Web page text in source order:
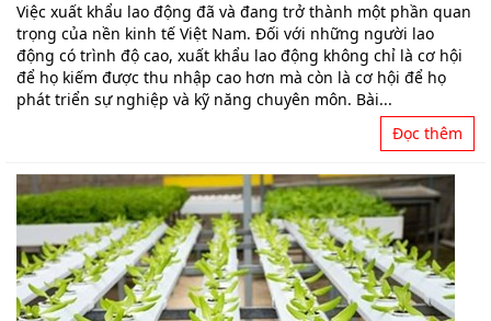
Việc xuất khẩu lao động đã và đang trở thành một phần quan
trọng của nền kinh tế Việt Nam. Đối với những người lao
động có trình độ cao, xuất khẩu lao động không chỉ là cơ hội
để họ kiếm được thu nhập cao hơn mà còn là cơ hội để họ
phát triển sự nghiệp và kỹ năng chuyên môn. Bài...
Đọc thêm